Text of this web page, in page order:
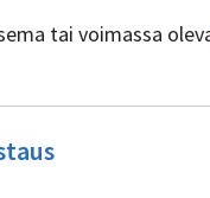
tai voimassa
Ei